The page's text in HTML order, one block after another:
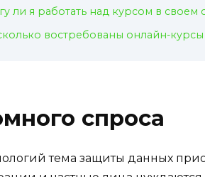
ли я работать над курсом в своем
востребованы онлайн-
спроса
тема защиты данных